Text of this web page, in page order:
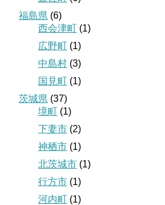
福島県 (6)
西会津町 (1)
広野町 (1)
中島村 (3)
国見町 (1)
茨城県 (37)
境町 (1)
下妻市 (2)
神栖市 (1)
北茨城市 (1)
行方市 (1)
河内町 (1)